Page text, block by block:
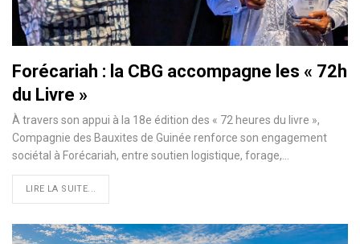
Forécariah : la CBG accompagne les « 72h
du Livre »
À travers son appui à la 18e édition des « 72 heures du livre »,
Compagnie des Bauxites de Guinée renforce son engagement
sociétal à Forécariah, entre soutien logistique, forage,…
LIRE LA SUITE...